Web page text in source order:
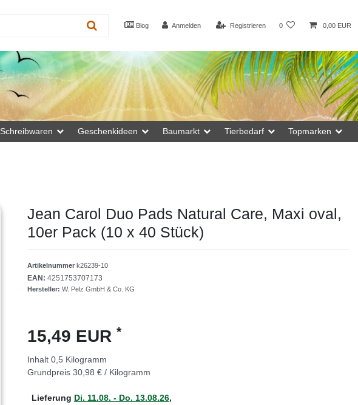
Blog Anmelden Registrieren 0 0,00 EUR
Schreibwaren Geschenkideen Baumarkt Tierbedarf Topmarken
Jean Carol Duo Pads Natural Care, Maxi oval,
10er Pack (10 x 40 Stück)
Artikelnummer k26239-10
EAN: 4251753707173
Hersteller: W. Pelz GmbH & Co. KG
15,49 EUR *
Inhalt 0,5 Kilogramm
Grundpreis 30,98 € / Kilogramm
Lieferung Di. 11.08. - Do. 13.08.26,